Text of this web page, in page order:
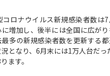
ロナウイルス新規感染者数は7
増加し、後半には全国に広が
多の新規感染者数を更新する
となり、6月末には1万人台だ
ます。